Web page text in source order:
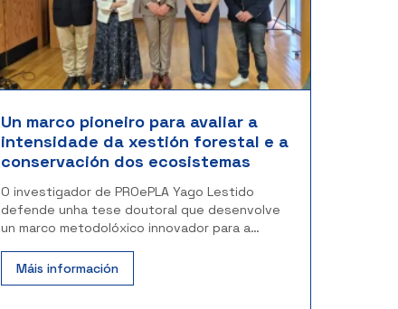
Un marco pioneiro para avaliar a
intensidade da xestión forestal e a
conservación dos ecosistemas
O investigador de PROePLA Yago Lestido
defende unha tese doutoral que desenvolve
un marco metodolóxico innovador para a
Máis información